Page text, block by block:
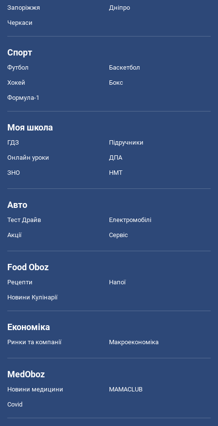
Запоріжжя Дніпро
Черкаси
Спорт
Футбол Баскетбол
Хокей Бокс
Формула-1
Моя школа
ГДЗ Підручники
Онлайн уроки ДПА
ЗНО НМТ
Авто
Тест Драйв Електромобілі
Акції Сервіс
Food Oboz
Рецепти Напої
Новини Кулінарії
Економіка
Ринки та компанії Макроекономіка
MedOboz
Новини медицини MAMACLUB
Covid